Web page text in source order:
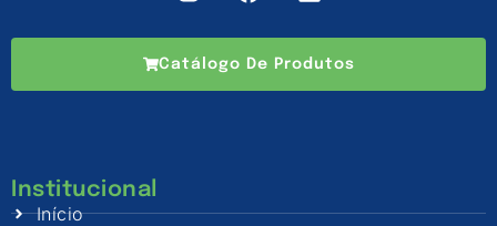
Catálogo De Produtos
Institucional
Início